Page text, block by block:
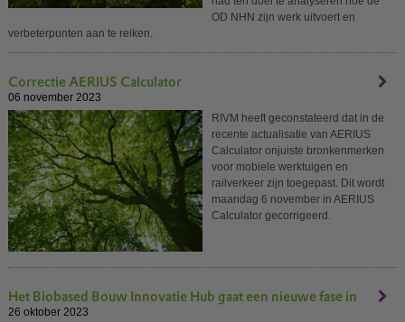
OD NHN zijn werk uitvoert en
verbeterpunten aan te reiken.
Correctie AERIUS Calculator
06 november 2023
RIVM heeft geconstateerd dat in de
recente actualisatie van AERIUS
Calculator onjuiste bronkenmerken
voor mobiele werktuigen en
railverkeer zijn toegepast. Dit wordt
maandag 6 november in AERIUS
Calculator gecorrigeerd.
Het Biobased Bouw Innovatie Hub gaat een nieuwe fase in
26 oktober 2023